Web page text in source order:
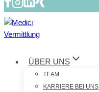
ÜBER UNS
TEAM
KARRIERE BEI UNS